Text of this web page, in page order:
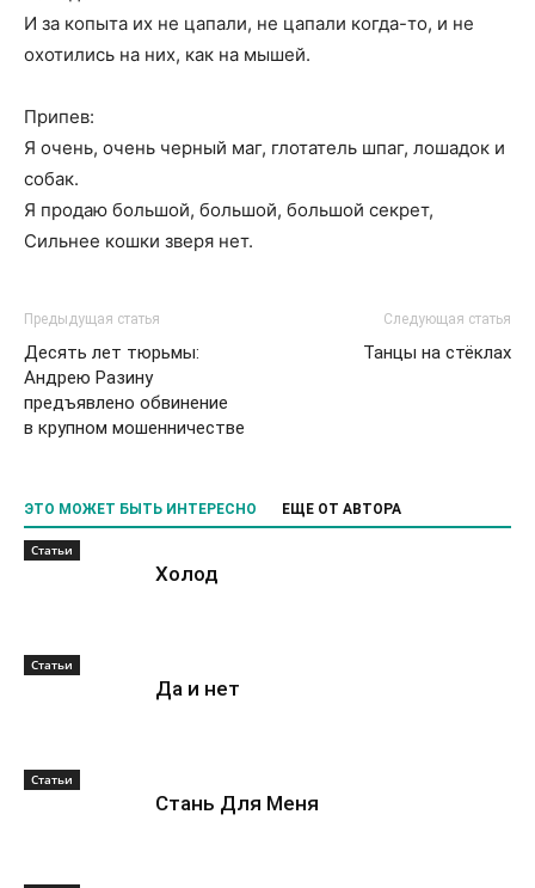
И за копыта их не цапали, не цапали когда-то, и не
охотились на них, как на мышей.
Припев:
Я очень, очень черный маг, глотатель шпаг, лошадок и
собак.
Я продаю большой, большой, большой секрет,
Сильнее кошки зверя нет.
Предыдущая статья
Десять лет тюрьмы:
Андрею Разину
предъявлено обвинение
в крупном мошенничестве
Следующая статья
Танцы на стёклах
ЭТО МОЖЕТ БЫТЬ ИНТЕРЕСНО ЕЩЕ ОТ АВТОРА
Статьи
Холод
Статьи
Да и нет
Статьи
Стань Для Меня